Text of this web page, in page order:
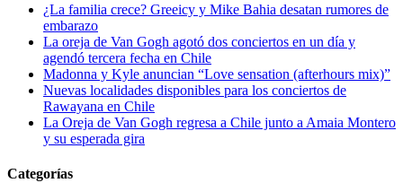
¿La familia crece? Greeicy y Mike Bahia desatan rumores de
embarazo
La oreja de Van Gogh agotó dos conciertos en un día y
agendó tercera fecha en Chile
Madonna y Kyle anuncian “Love sensation (afterhours mix)”
Nuevas localidades disponibles para los conciertos de
Rawayana en Chile
La Oreja de Van Gogh regresa a Chile junto a Amaia Montero
y su esperada gira
Categorías